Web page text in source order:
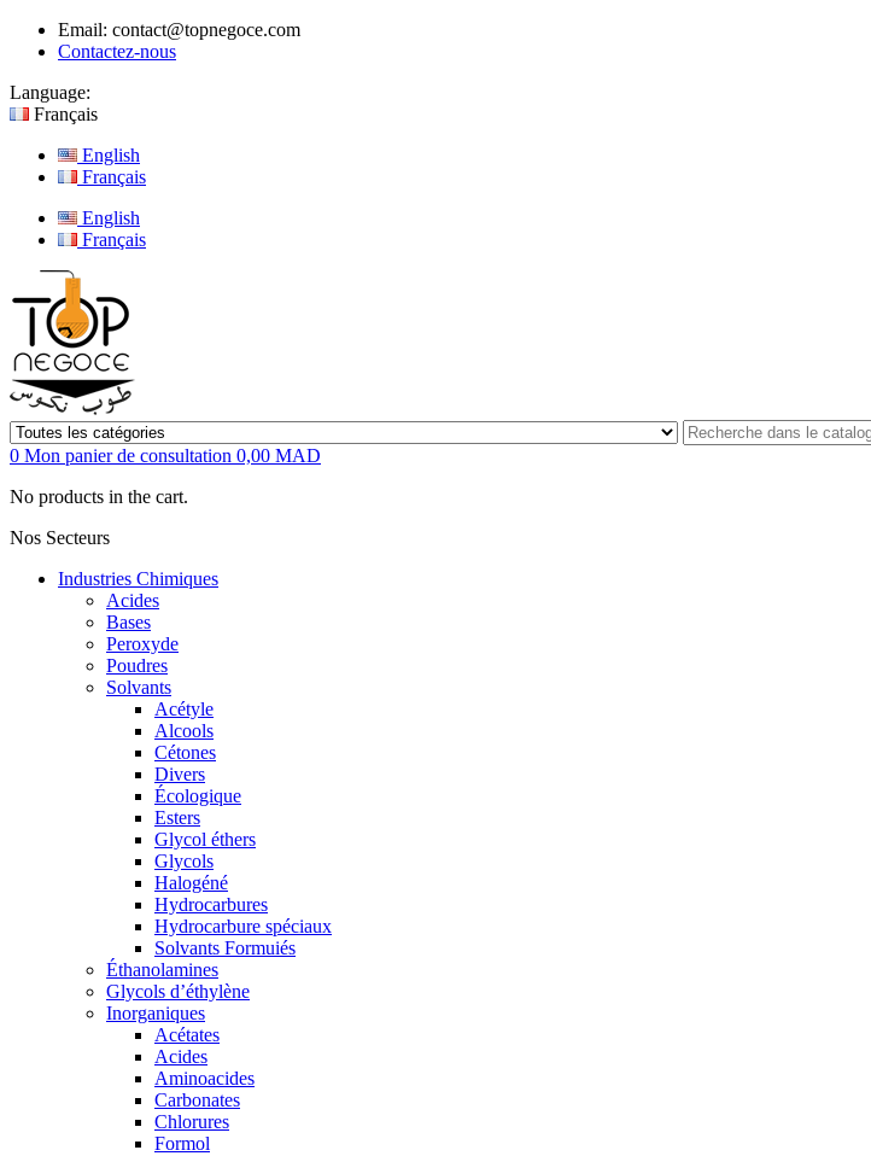
Email: contact@topnegoce.com
Contactez-nous
Language:
Français
English
Français
English
Français
0 Mon panier de consultation 0,00 MAD
No products in the cart.
Nos Secteurs
Industries Chimiques
Acides
Bases
Peroxyde
Poudres
Solvants
Acétyle
Alcools
Cétones
Divers
Écologique
Esters
Glycol éthers
Glycols
Halogéné
Hydrocarbures
Hydrocarbure spéciaux
Solvants Formuiés
Éthanolamines
Glycols d’éthylène
Inorganiques
Acétates
Acides
Aminoacides
Carbonates
Chlorures
Formol